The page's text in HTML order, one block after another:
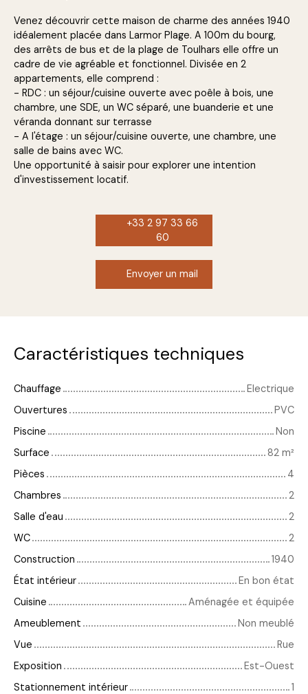
Venez découvrir cette maison de charme des années 1940
idéalement placée dans Larmor Plage. A 100m du bourg,
des arrêts de bus et de la plage de Toulhars elle offre un
cadre de vie agréable et fonctionnel. Divisée en 2
appartements, elle comprend :
- RDC : un séjour/cuisine ouverte avec poêle à bois, une
chambre, une SDE, un WC séparé, une buanderie et une
véranda donnant sur terrasse
- A l'étage : un séjour/cuisine ouverte, une chambre, une
salle de bains avec WC.
Une opportunité à saisir pour explorer une intention
d'investissement locatif.
+33 2 97 33 66
60
Envoyer un mail
Caractéristiques techniques
Chauffage
Electrique
Ouvertures
PVC
Piscine
Non
Surface
82 m²
Pièces
4
Chambres
2
Salle d'eau
2
WC
2
Construction
1940
État intérieur
En bon état
Cuisine
Aménagée et équipée
Ameublement
Non meublé
Vue
Rue
Exposition
Est-Ouest
Stationnement intérieur
1